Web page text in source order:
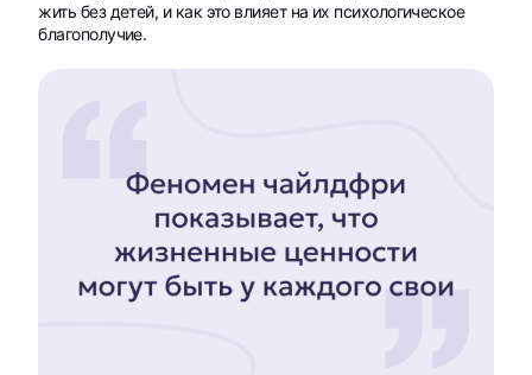
жить без детей, и как это влияет на их психологическое
благополучие.